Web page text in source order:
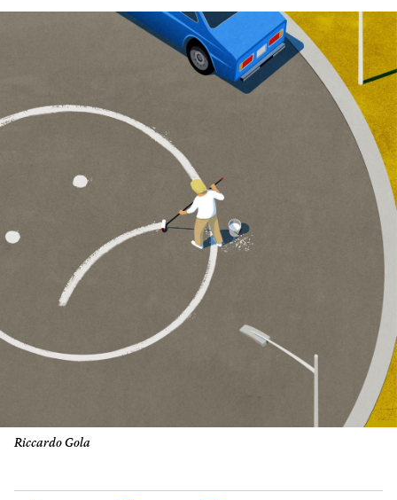
Riccardo Gola